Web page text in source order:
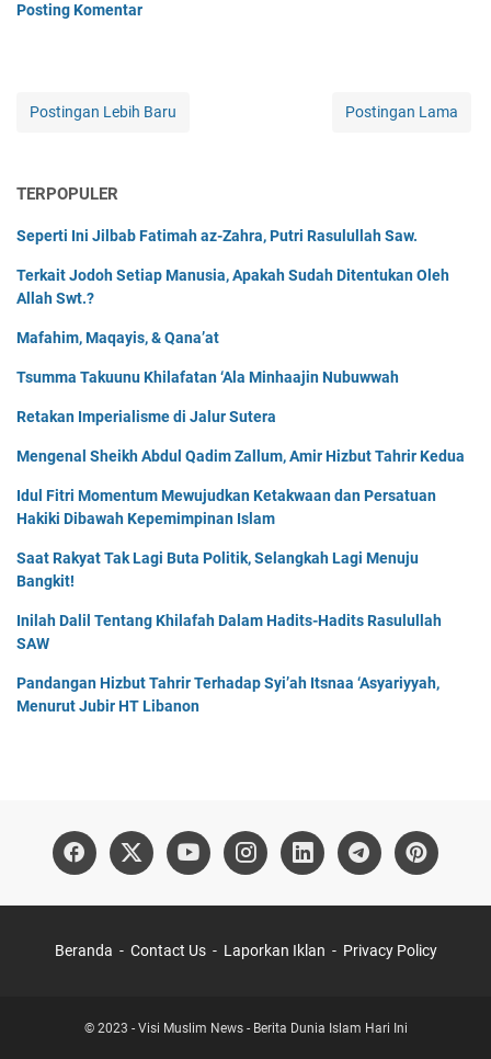
Posting Komentar
Postingan Lebih Baru Postingan Lama
TERPOPULER
Seperti Ini Jilbab Fatimah az-Zahra, Putri Rasulullah Saw.
Terkait Jodoh Setiap Manusia, Apakah Sudah Ditentukan Oleh
Allah Swt.?
Mafahim, Maqayis, & Qana’at
Tsumma Takuunu Khilafatan ‘Ala Minhaajin Nubuwwah
Retakan Imperialisme di Jalur Sutera
Mengenal Sheikh Abdul Qadim Zallum, Amir Hizbut Tahrir Kedua
Idul Fitri Momentum Mewujudkan Ketakwaan dan Persatuan
Hakiki Dibawah Kepemimpinan Islam
Saat Rakyat Tak Lagi Buta Politik, Selangkah Lagi Menuju
Bangkit!
Inilah Dalil Tentang Khilafah Dalam Hadits-Hadits Rasulullah
SAW
Pandangan Hizbut Tahrir Terhadap Syi’ah Itsnaa ‘Asyariyyah,
Menurut Jubir HT Libanon
Beranda Contact Us Laporkan Iklan Privacy Policy
© 2023 - Visi Muslim News - Berita Dunia Islam Hari Ini